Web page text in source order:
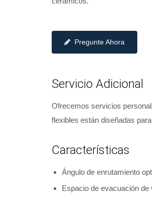
Pregunte Ahora
Servicio Adicional
Ofrecemos servicios
flexibles están diseñadas
Características
Ángulo de enrutamiento
Espacio de evacuación de